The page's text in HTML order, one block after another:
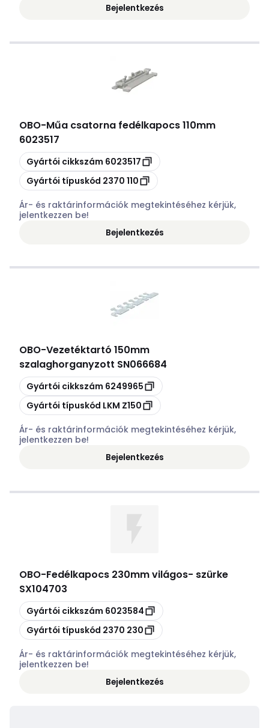
Bejelentkezés
OBO-Műa csatorna fedélkapocs 110mm
6023517
Másolás
Gyártói cikkszám 6023517
Másolás
Gyártói típuskód 2370 110
Ár- és raktárinformációk megtekintéséhez kérjük,
jelentkezzen be!
Bejelentkezés
OBO-Vezetéktartó 150mm
szalaghorganyzott SN066684
Másolás
Gyártói cikkszám 6249965
Másolás
Gyártói típuskód LKM Z150
Ár- és raktárinformációk megtekintéséhez kérjük,
jelentkezzen be!
Bejelentkezés
OBO-Fedélkapocs 230mm világos- szürke
SX104703
Másolás
Gyártói cikkszám 6023584
Másolás
Gyártói típuskód 2370 230
Ár- és raktárinformációk megtekintéséhez kérjük,
jelentkezzen be!
Bejelentkezés